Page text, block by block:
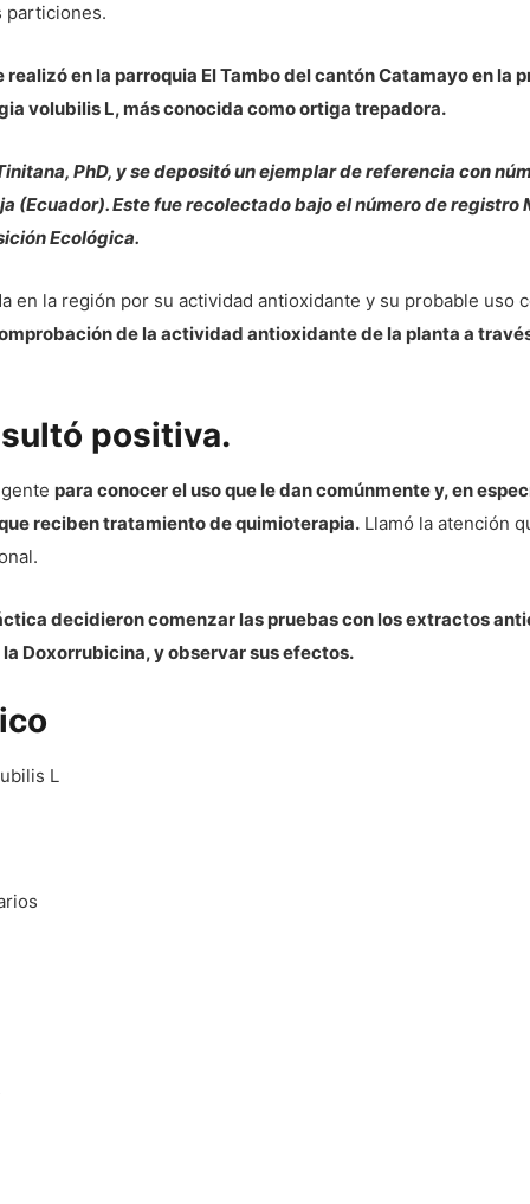
particiones.
en la parroquia El Tambo del cantón Catamayo en la
volubilis L, más conocida como ortiga trepadora.
PhD, y se depositó un ejemplar de referencia con
(Ecuador). Este fue recolectado bajo el número de
Ecológica.
en la región por su actividad antioxidante y su probable uso
de la actividad antioxidante de la planta a
positiva.
para conocer el uso que le dan comúnmente y, en
reciben tratamiento de quimioterapia. Llamó la atención
decidieron comenzar las pruebas con los extractos
Doxorrubicina, y observar sus efectos.
L